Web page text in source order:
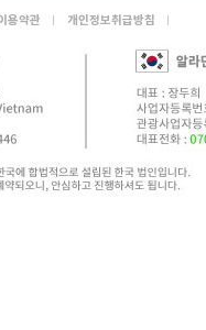
용약관 개인정보취급방침